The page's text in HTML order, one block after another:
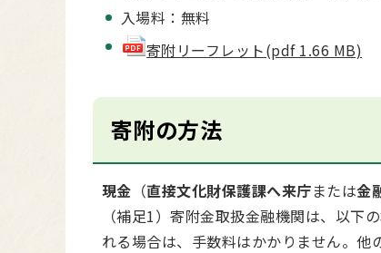
入場料：無料
寄附リーフレット(pdf 1.66 MB)
寄附の方法
現金 （直接文化財保護課へ来庁または金
（補足1）寄附金取扱金融機関は、以下
れる場合は、手数料はかかりません。